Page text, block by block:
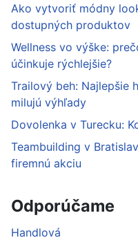
Ako vytvoriť módny
dostupných produktov
Wellness vo výške:
účinkuje rýchlejšie?
Trailový beh: Najlepšie
milujú výhľady
Dovolenka v Turecku:
Teambuilding v
firemnú akciu
Odporúčame
Handlová